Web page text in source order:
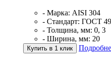
- Марка: AISI 304
- Стандарт: ГОСТ
- Толщина, мм: 0, 3
- Ширина, мм: 20
Купить в 1 клик